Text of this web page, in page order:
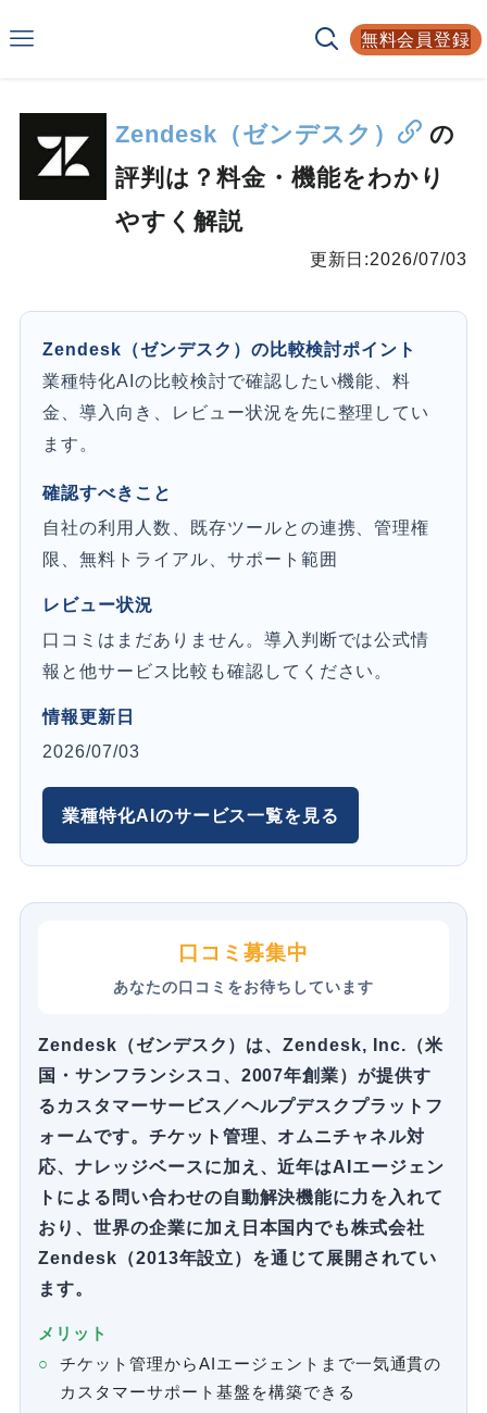
無料会員登録
Zendesk（ゼンデスク）
の
評判は？料金・機能をわかり
やすく解説
更新日:2026/07/03
Zendesk（ゼンデスク）の比較検討ポイント
業種特化AIの比較検討で確認したい機能、料
金、導入向き、レビュー状況を先に整理してい
ます。
確認すべきこと
自社の利用人数、既存ツールとの連携、管理権
限、無料トライアル、サポート範囲
レビュー状況
口コミはまだありません。導入判断では公式情
報と他サービス比較も確認してください。
情報更新日
2026/07/03
業種特化AIのサービス一覧を見る
口コミ募集中
あなたの口コミをお待ちしています
Zendesk（ゼンデスク）は、Zendesk, Inc.（米
国・サンフランシスコ、2007年創業）が提供す
るカスタマーサービス／ヘルプデスクプラットフ
ォームです。チケット管理、オムニチャネル対
応、ナレッジベースに加え、近年はAIエージェン
トによる問い合わせの自動解決機能に力を入れて
おり、世界の企業に加え日本国内でも株式会社
Zendesk（2013年設立）を通じて展開されてい
ます。
メリット
チケット管理からAIエージェントまで一気通貫の
カスタマーサポート基盤を構築できる